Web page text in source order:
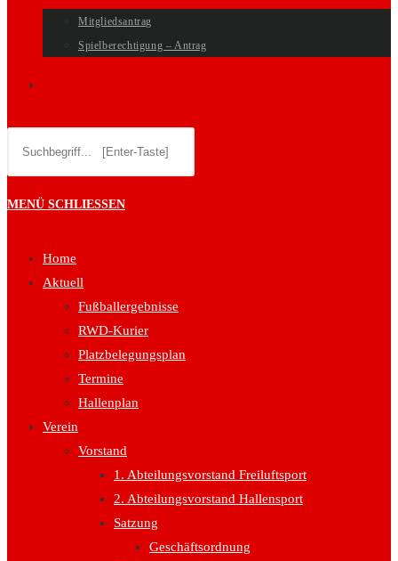
Mitgliedsantrag
Spielberechtigung – Antrag
UMSCHALTEN
MENÜ SCHLIESSEN
Home
Aktuell
Fußballergebnisse
RWD-Kurier
Platzbelegungsplan
Termine
Hallenplan
Verein
Vorstand
1. Abteilungsvorstand Freiluftsport
2. Abteilungsvorstand Hallensport
Satzung
Geschäftsordnung